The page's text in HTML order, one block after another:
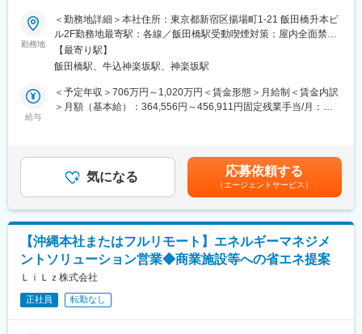
しやすい環境です。
加えてチャレンジを歓迎する社風のため、ご自身の動き次第で活
躍の幅を大きく広げていただくことが可能です。
・案件を通して自動化に関する技術を学ぶことができ、市場に求
・お客様の課題をヒアリングし技術で解決に導く「業務改善のス
ペシャリスト」を目指すことができ、またサービス利用者の声を
でなく、人材の育成にも関わることが可能です。
・Interop2023にてAnsibleによる自動化を活用したゼロタッチプ
ロビジョニング体験ブースを公開。
変更の範囲：本文参照
サルタント】
※こんな方にお薦め
● AWSの提案・活用経験を、より上流かつ顧客密着型で発揮した
い
● 設計・提案だけでなく、改善・運用まで一気通貫で価値提供し
たい
● 特定の製品売りではなく、中立的な立場で最適解を提示したい
■業務内容
AWSを活用するお客様に対し、運用状況を継続的に把握しなが
・AWS基本サービスのレクチャー（Black Belt等公式資料を活
用）
・最新AWS情報の定期共有（月1回程度）
・運用効率化・コスト削減・セキュリティ強化に関する提案
・月次ミーティングを通じた環境最適化アドバイス
勤務地
＜勤務地詳細＞本社住所：東京都新宿区揚場町1-21 飯田橋升本ビ
ル2F勤務地最寄駅：各線／飯田橋駅受動喫煙対策：屋内全面禁煙
変更の範囲：会社の定める事業所（リモートワーク含む）
【最寄り駅】
飯田橋駅、牛込神楽坂駅、神楽坂駅
給与
＜予定年収＞706万円～1,020万円＜賃金形態＞月給制＜賃金内訳
＞月額（基本給）：364,556円～456,911円固定残業手当/月：
専門業務型裁量労働制の場合、残業30時間相当分の裁量労働手当
を支給しております。みなし労働時間となるため、残業超過分の
割増支給はありません。■評価／賞与は年2回／行動(バリュー)評
価はグレード昇降格基準に、成果・貢献度(パフォーマンス)評価は
グレード内の相対位置と賞与額の決定に活用。賃金はあくまでも
目安の金額であり、選考を通じて上下する可能性があります。月
給(月額)は固定手当を含めた表記です。
気になる 応募依頼する
（エージェントサービス）
【沖縄本社またはフルリモート】エネルギーマネジメ
ントソリューション営業◆商業施設等への省エネ提案
ＬｉＬｚ株式会社
正社員 転勤なし